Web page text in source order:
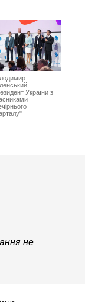
України з
не